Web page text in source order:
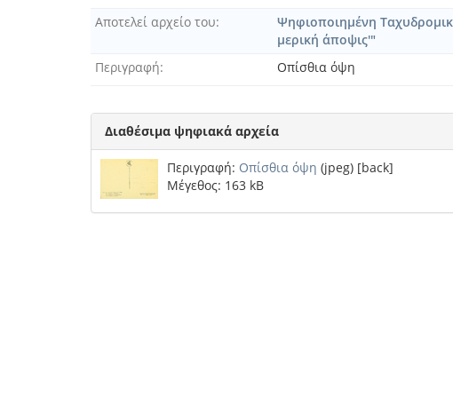
Αποτελεί αρχείο του
Ψηφιοποιημένη
μερική άποψις'"
Περιγραφή
Οπίσθια όψη
Διαθέσιμα ψηφιακά αρχεία
Περιγραφή: Οπίσθια όψη (jpeg) [back]
Μέγεθος: 163 kB